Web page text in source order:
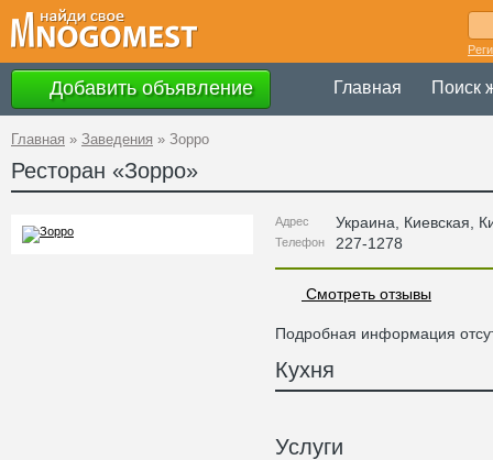
Добавить объявление Главная Поиск
Главная » Заведения » Зорро
Ресторан «Зорро»
Адрес Украина Киевская ,
Телефон 227-1278
Смотреть отзывы
Подробная информация
Кухня
Услуги